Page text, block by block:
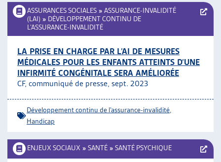
ASSURANCES SOCIALES » ASSURANCE-INVALIDITÉ
(LAI) » DÉVELOPPEMENT CONTINU DE
L’ASSURANCE-INVALIDITÉ
LA PRISE EN CHARGE PAR L’AI DE MESURES
MÉDICALES POUR LES ENFANTS ATTEINTS D’UNE
INFIRMITÉ CONGÉNITALE SERA AMÉLIORÉE
CF, communiqué de presse, sept. 2023
Développement continu de l’assurance-invalidité
Handicap
ENJEUX SOCIAUX » SANTÉ » SANTÉ PSYCHIQUE